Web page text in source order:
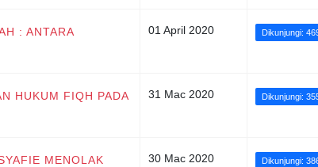
: ANTARA
01 April 2020 Dikunjungi:
HUKUM FIQH PADA
31 Mac 2020 Dikunjungi:
MENOLAK
30 Mac 2020 Dikunjungi: